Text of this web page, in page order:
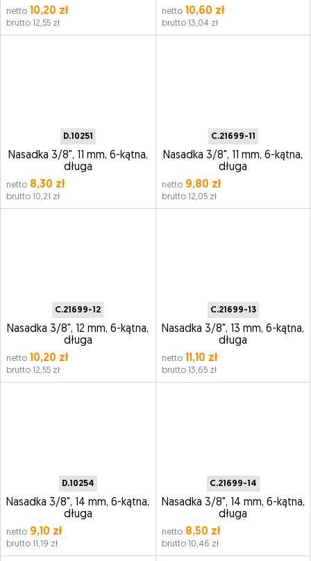
netto 10,20 zł
brutto 12,55 zł
netto10,60 zł
brutto 13,04 zł
D.10251
Nasadka 3/8", 11 mm, 6-kątna,
długa
netto 8,30 zł
brutto 10,21 zł
C.21699-11
Nasadka 3/8", 11 mm, 6-kątna,
długa
netto9,80 zł
brutto 12,05 zł
C.21699-12
Nasadka 3/8", 12 mm, 6-kątna,
długa
netto 10,20 zł
brutto 12,55 zł
C.21699-13
Nasadka 3/8", 13 mm, 6-kątna,
długa
netto11,10 zł
brutto 13,65 zł
D.10254
Nasadka 3/8", 14 mm, 6-kątna,
długa
netto 9,10 zł
brutto 11,19 zł
C.21699-14
Nasadka 3/8", 14 mm, 6-kątna,
długa
netto8,50 zł
brutto 10,46 zł